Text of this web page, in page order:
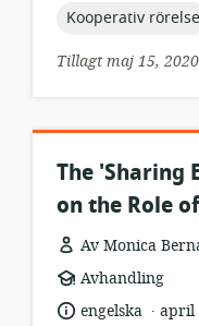
topic:
Kooperativ rörelse
Tillagt maj 15, 2020
The 'Sharing
on the Role
Av Monica
resursformat:
Avhandling
språk:engelska . april